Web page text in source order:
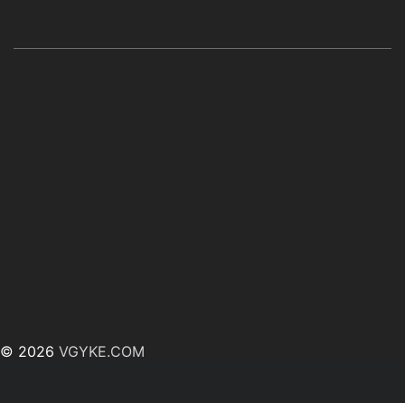
© 2026 VGYKE.COM